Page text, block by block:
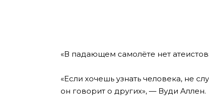
«В падающем самолёте нет
«Если хочешь узнать человека, не
он говорит о других», — Вуди Аллен.